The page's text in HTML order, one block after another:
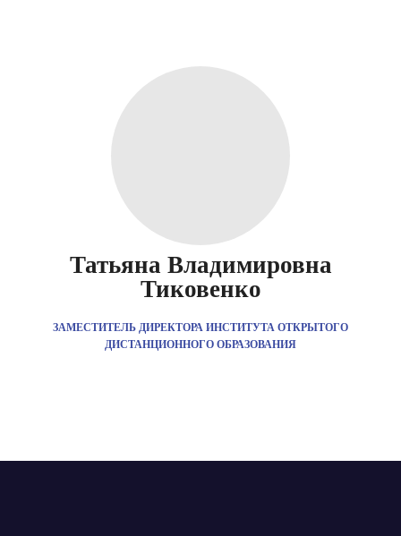
Татьяна Владимировна
Тиковенко
ЗАМЕСТИТЕЛЬ ДИРЕКТОРА ИНСТИТУТА ОТКРЫТОГО
ДИСТАНЦИОННОГО ОБРАЗОВАНИЯ